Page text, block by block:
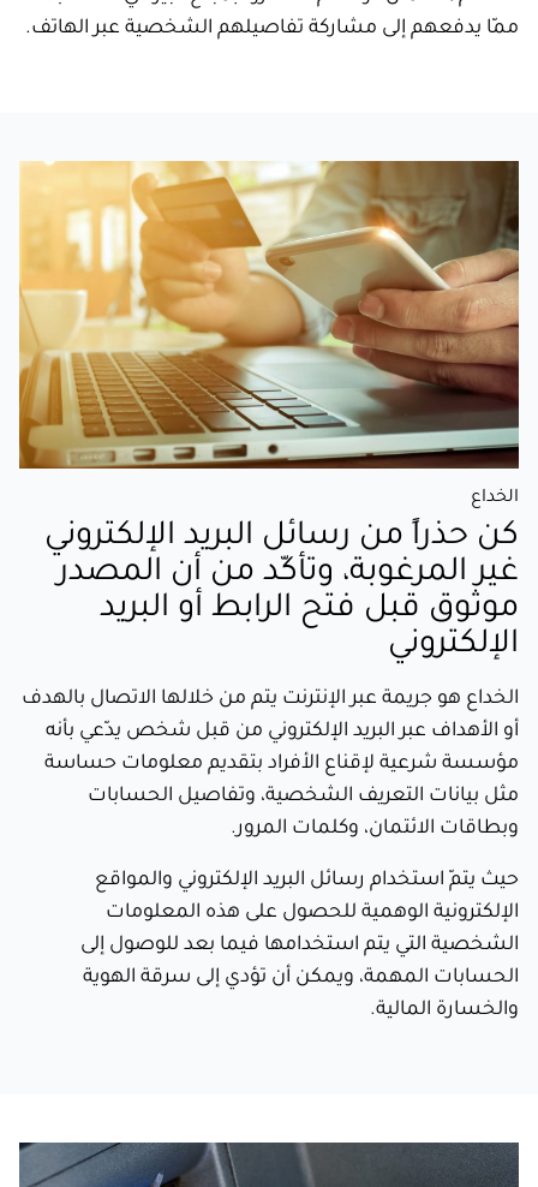
ممّا يدفعهم إلى مشاركة تفاصيلهم الشخصية عبر الهاتف.
الخداع
كن حذراً من رسائل البريد الإلكتروني
غير المرغوبة، وتأكّد من أن المصدر
موثوق قبل فتح الرابط أو البريد
الإلكتروني
الخداع هو جريمة عبر الإنترنت يتم من خلالها الاتصال بالهدف
أو الأهداف عبر البريد الإلكتروني من قبل شخص يدّعي بأنه
مؤسسة شرعية لإقناع الأفراد بتقديم معلومات حساسة
مثل بيانات التعريف الشخصية، وتفاصيل الحسابات
وبطاقات الائتمان، وكلمات المرور.
حيث يتمّ استخدام رسائل البريد الإلكتروني والمواقع
الإلكترونية الوهمية للحصول على هذه المعلومات
الشخصية التي يتم استخدامها فيما بعد للوصول إلى
الحسابات المهمة، ويمكن أن تؤدي إلى سرقة الهوية
والخسارة المالية.